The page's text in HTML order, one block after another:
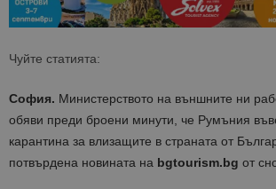
Чуйте статията:
София. Министерството на външните ни
обяви преди броени минути, че Румъния
карантина за влизащите в страната от
потвърдена новината на bgtourism.bg от